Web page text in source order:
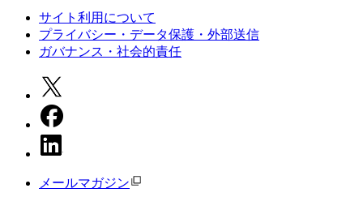
サイト利用について
プライバシー・データ保護・外部送信
ガバナンス・社会的責任
メールマガジン